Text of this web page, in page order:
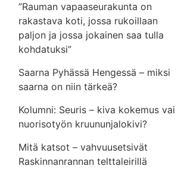
”Rauman vapaaseurakunta on
rakastava koti, jossa rukoillaan
paljon ja jossa jokainen saa tulla
kohdatuksi”
Saarna Pyhässä Hengessä – miksi
saarna on niin tärkeä?
Kolumni: Seuris – kiva kokemus vai
nuorisotyön kruununjalokivi?
Mitä katsot – vahvuusetsivät
Raskinnanrannan telttaleirillä